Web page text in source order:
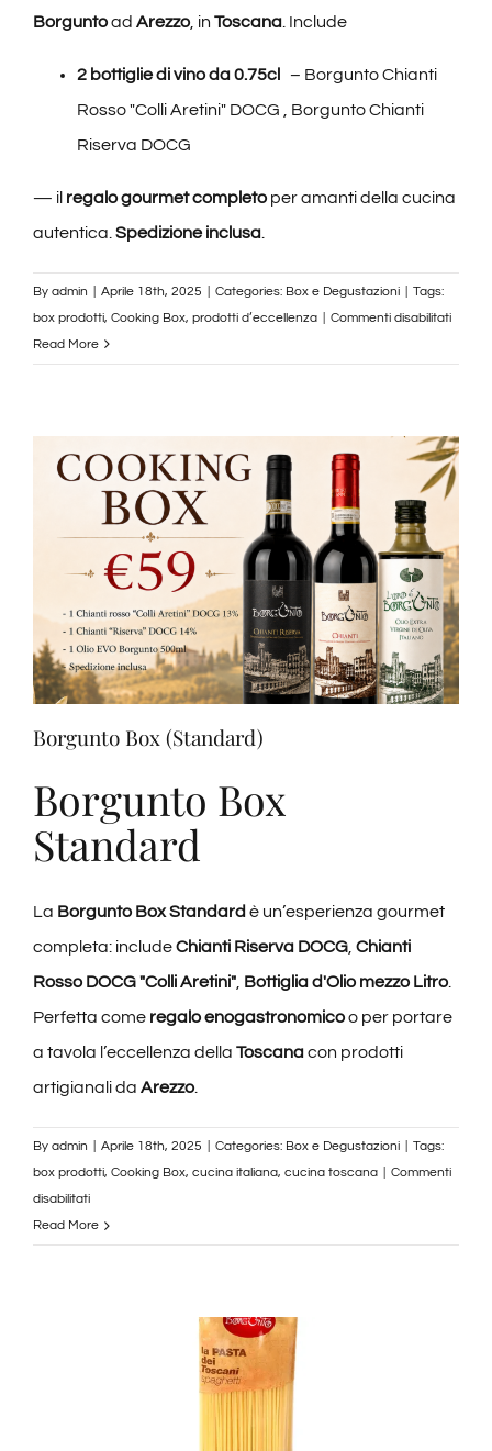
Borguntoad Arezzo, in Toscana. Include
2 bottiglie di vino da 0.75cl
– Borgunto Chianti
Rosso "Colli Aretini" DOCG , Borgunto Chianti
Riserva DOCG
— il regalo gourmet completoper amanti della cucina
autentica. Spedizione inclusa.
By admin Aprile 18th, 2025 Categories: Box e Degustazioni
Tags:
box prodotti, Cooking Box, prodotti d’eccellenza Commenti disabilitatisu
Box
Read More
Borgunto Box (Standard)
Borgunto Box
Standard
La Borgunto Box Standard è un’esperienza gourmet
completa: includeChianti Riserva DOCG, Chianti
Rosso DOCG "Colli Aretini", Bottiglia d'Olio mezzo Litro.
Perfetta come regalo enogastronomicoo per portare
a tavola l’eccellenza della Toscanacon prodotti
artigianali da Arezzo.
By admin Aprile 18th, 2025 Categories: Box e Degustazioni
Tags:
box prodotti, Cooking Box, cucina italiana, cucina toscana
Commenti
disabilitatisu
Borgunto
Read More